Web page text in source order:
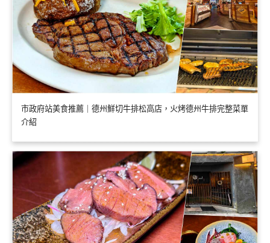
市政府站美食推薦｜德州鮮切牛排松高店，火烤德州牛排完整菜單
介紹